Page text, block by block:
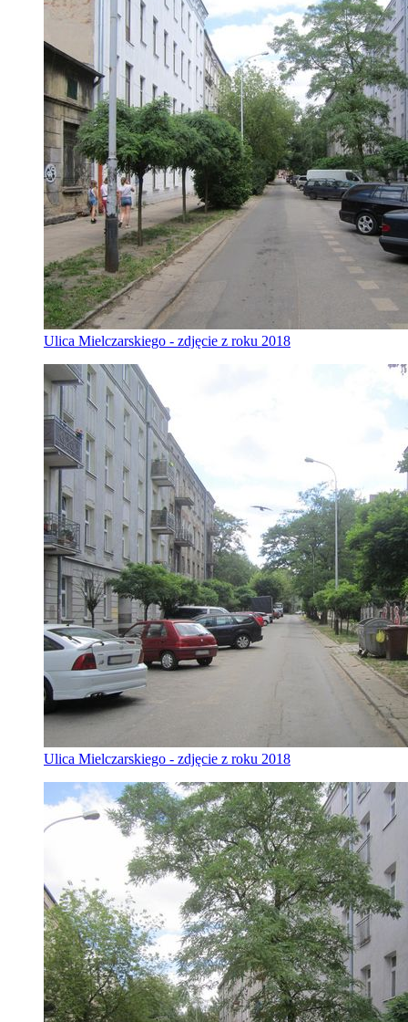
Ulica Mielczarskiego - zdjęcie z roku 2018
Ulica Mielczarskiego - zdjęcie z roku 2018